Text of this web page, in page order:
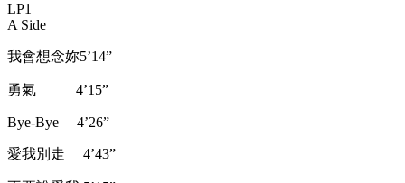
LP1
A Side
我會想念妳5’14”
勇氣 4’15”
Bye-Bye 4’26”
愛我別走 4’43”